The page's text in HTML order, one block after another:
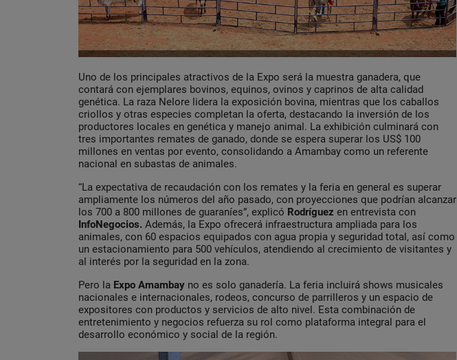
Uno de los principales atractivos de la Expo será la muestra ganadera, que
contará con ejemplares bovinos, equinos, ovinos y caprinos de alta calidad
genética. La raza Nelore lidera la exposición bovina, mientras que los caballos
criollos y otras especies completan la oferta, destacando la inversión de los
productores locales en genética y manejo animal. La exhibición culminará con
tres importantes remates de ganado, donde se espera superar los US$ 100
millones en ventas por evento, consolidando a Amambay como un referente
nacional en subastas de animales.
“La expectativa de recaudación con los remates y la feria en general es superar
ampliamente los números del año pasado, con proyecciones que podrían alcanzar
los 700 a 800 millones de guaraníes”, explicó Rodríguez en entrevista con
InfoNegocios. Además, la Expo ofrecerá infraestructura ampliada para los
animales, con 60 espacios equipados con agua propia y seguridad total, así como
un estacionamiento para 500 vehículos, atendiendo al crecimiento de visitantes y
al interés por la seguridad en la zona.
Pero la Expo Amambay no es solo ganadería. La feria incluirá shows musicales
nacionales e internacionales, rodeos, concurso de parrilleros y un espacio de
expositores con productos y servicios de alto nivel. Esta combinación de
entretenimiento y negocios refuerza su rol como plataforma integral para el
desarrollo económico y social de la región.